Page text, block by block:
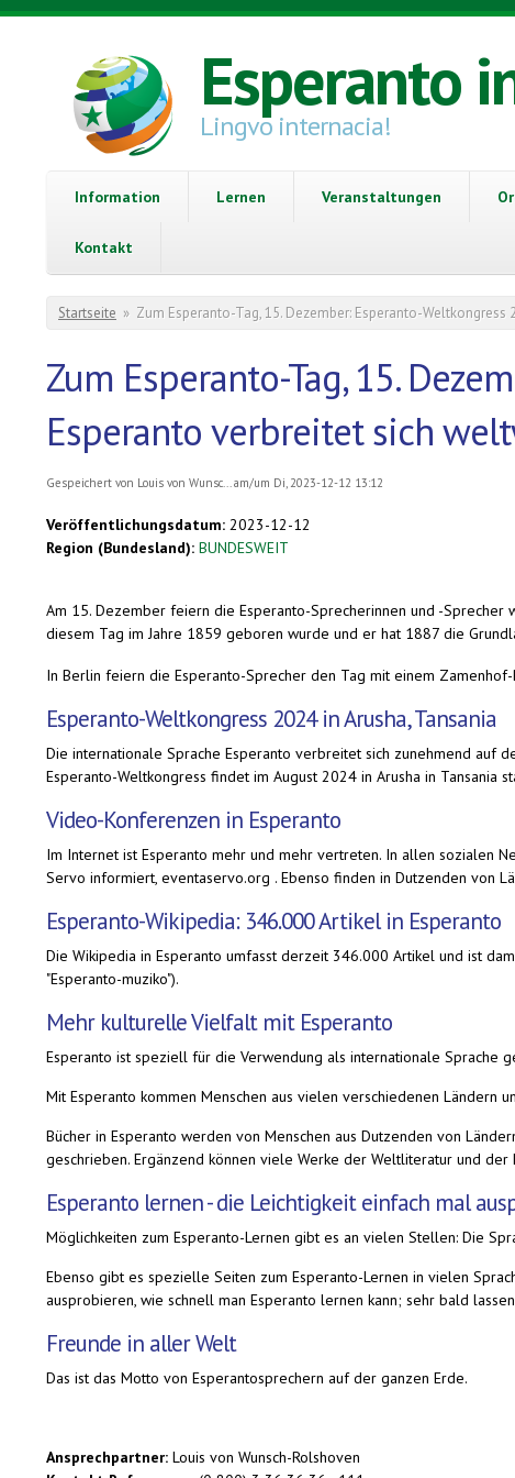
Direkt zum Inhalt
Esperanto
Lingvo internacia!
Information Lernen Veranstaltungen
Kontakt
Sie sind hier
Startseite » Zum Esperanto-Tag, 15. Dezember: Esperanto-
Zum Esperanto-Tag, 15.
Esperanto verbreitet sich
Gespeichert von Louis von Wunsc...am/um Di, 2023-12-12 13:12
Veröffentlichungsdatum: 2023-12-12
Region (Bundesland): BUNDESWEIT
Am 15. Dezember feiern die Esperanto-Sprecherinnen und -
diesem Tag im Jahre 1859 geboren wurde und er hat 1887 die
In Berlin feiern die Esperanto-Sprecher den Tag mit einem
Esperanto-Weltkongress 2024 in Arusha, Tansania
Die internationale Sprache Esperanto verbreitet sich zunehmend auf
Esperanto-Weltkongress findet im August 2024 in Arusha in Tansania
Video-Konferenzen in Esperanto
Im Internet ist Esperanto mehr und mehr vertreten. In allen sozialen
Servo informiert, eventaservo.org . Ebenso finden in Dutzenden von
Esperanto-Wikipedia: 346.000 Artikel in Esperanto
Die Wikipedia in Esperanto umfasst derzeit 346.000 Artikel und ist
"Esperanto-muziko").
Mehr kulturelle Vielfalt mit Esperanto
Esperanto ist speziell für die Verwendung als internationale Sprache
Mit Esperanto kommen Menschen aus vielen verschiedenen Ländern
Bücher in Esperanto werden von Menschen aus Dutzenden von
geschrieben. Ergänzend können viele Werke der Weltliteratur und
Esperanto lernen - die Leichtigkeit einfach mal
Möglichkeiten zum Esperanto-Lernen gibt es an vielen Stellen: Die
Ebenso gibt es spezielle Seiten zum Esperanto-Lernen in vielen
ausprobieren, wie schnell man Esperanto lernen kann; sehr bald
Freunde in aller Welt
Das ist das Motto von Esperantosprechern auf der ganzen Erde.
Ansprechpartner: Louis von Wunsch-Rolshoven